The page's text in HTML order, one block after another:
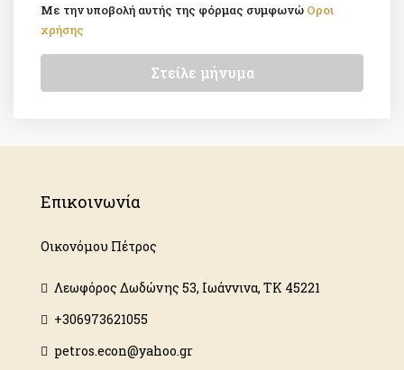
Με την υποβολή αυτής της φόρμας συμφωνώ Οροι
χρήσης
Στείλε μήνυμα
Επικοινωνία
Οικονόμου Πέτρος
Λεωφόρος Δωδώνης 53, Ιωάννινα, ΤΚ 45221
+306973621055
petros.econ@yahoo.gr